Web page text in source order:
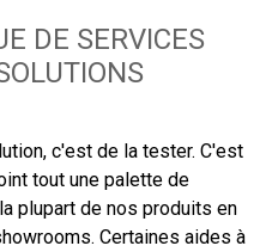
DE SERVICES
c'est de la tester. C'est
tout une palette de
plupart de nos produits en
Certaines aides à